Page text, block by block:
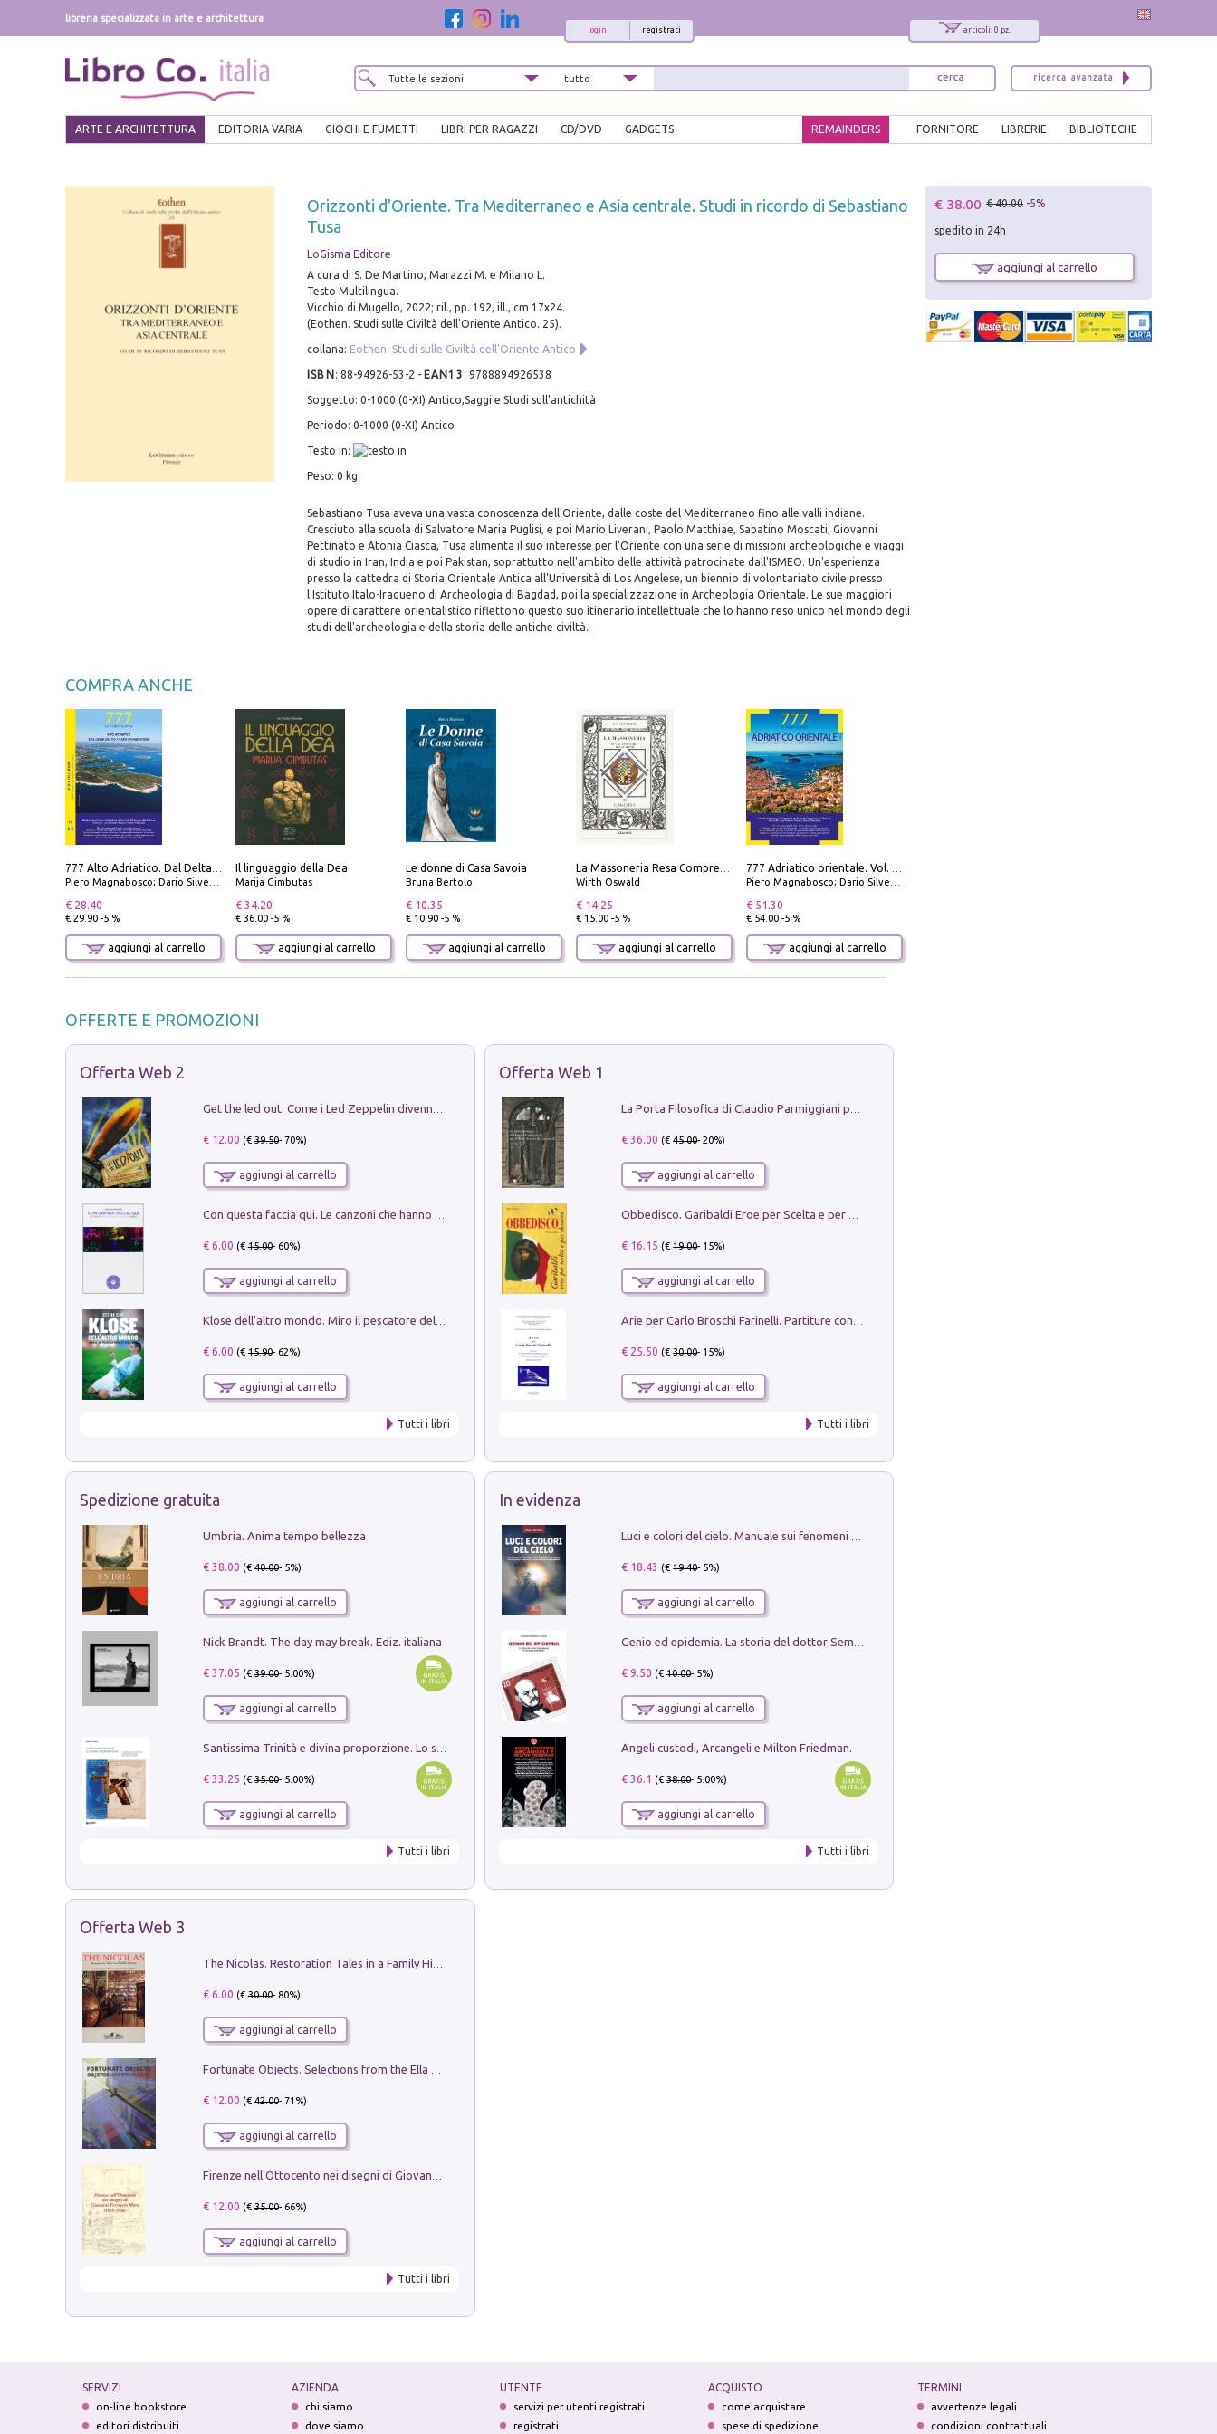
libreria specializzata in arte e architettura
articoli: 0 pz.
registrati
login
ARTE E ARCHITETTURA EDITORIA VARIA GIOCHI E FUMETTI LIBRI PER RAGAZZI CD/DVD GADGETS BIBLIOTECHE
LIBRERIE
FORNITORE
REMAINDERS
Orizzonti d'Oriente. Tra Mediterraneo e Asia centrale. Studi in ricordo di Sebastiano
Tusa
LoGisma Editore
A cura di S. De Martino, Marazzi M. e Milano L.
Testo Multilingua.
Vicchio di Mugello, 2022; ril., pp. 192, ill., cm 17x24.
(Eothen. Studi sulle Civiltà dell'Oriente Antico. 25).
collana: Eothen. Studi sulle Civiltà dell'Oriente Antico
ISBN : 88-94926-53-2 - EAN13 : 9788894926538
Soggetto: 0-1000 (0-XI) Antico,Saggi e Studi sull'antichità
Periodo: 0-1000 (0-XI) Antico
Testo in:
Peso: 0 kg
Sebastiano Tusa aveva una vasta conoscenza dell'Oriente, dalle coste del Mediterraneo fino alle valli indiane.
Cresciuto alla scuola di Salvatore Maria Puglisi, e poi Mario Liverani, Paolo Matthiae, Sabatino Moscati, Giovanni
Pettinato e Atonia Ciasca, Tusa alimenta il suo interesse per l'Oriente con una serie di missioni archeologiche e viaggi
di studio in Iran, India e poi Pakistan, soprattutto nell'ambito delle attività patrocinate dall'ISMEO. Un'esperienza
presso la cattedra di Storia Orientale Antica all'Università di Los Angelese, un biennio di volontariato civile presso
l'Istituto Italo-Iraqueno di Archeologia di Bagdad, poi la specializzazione in Archeologia Orientale. Le sue maggiori
opere di carattere orientalistico riflettono questo suo itinerario intellettuale che lo hanno reso unico nel mondo degli
studi dell'archeologia e della storia delle antiche civiltà.
COMPRA ANCHE
Piero Magnabosco; Dario Silvestro; Marco Sbrizzi
€ 28.40
€ 29.90 -5 %
aggiungi al carrello
Il linguaggio della Dea
Marija Gimbutas
€ 34.20
€ 36.00 -5 %
aggiungi al carrello
Le donne di Casa Savoia
Bruna Bertolo
€ 10.35
€ 10.90 -5 %
aggiungi al carrello
Wirth Oswald
€ 14.25
€ 15.00 -5 %
aggiungi al carrello
Piero Magnabosco; Dario Silvestro; Marco Sbrizzi
€ 51.30
€ 54.00 -5 %
aggiungi al carrello
OFFERTE E PROMOZIONI
Offerta Web 2
€ 12.00 (€39.50- 70%)
aggiungi al carrello
€ 6.00 (€15.00- 60%)
aggiungi al carrello
Klose dell'altro mondo. Miro il pescatore del goal
€ 6.00 (€15.90- 62%)
aggiungi al carrello
Tutti i libri
Offerta Web 1
€ 36.00 (€45.00- 20%)
aggiungi al carrello
€ 16.15 (€19.00- 15%)
aggiungi al carrello
€ 25.50 (€30.00- 15%)
aggiungi al carrello
Tutti i libri
Spedizione gratuita
Umbria. Anima tempo bellezza
€ 38.00 (€40.00- 5%)
aggiungi al carrello
Nick Brandt. The day may break. Ediz. italiana
€ 37.05 (€39.00- 5.00%)
aggiungi al carrello
€ 33.25 (€35.00- 5.00%)
aggiungi al carrello
Tutti i libri
In evidenza
€ 18.43 (€19.40- 5%)
aggiungi al carrello
€ 9.50 (€10.00- 5%)
aggiungi al carrello
Angeli custodi, Arcangeli e Milton Friedman.
€ 36.1 (€38.00- 5.00%)
aggiungi al carrello
Tutti i libri
Offerta Web 3
€ 6.00 (€30.00- 80%)
aggiungi al carrello
€ 12.00 (€42.00- 71%)
aggiungi al carrello
€ 12.00 (€35.00- 66%)
aggiungi al carrello
Tutti i libri
€ 38.00 € 40.00 -5%
spedito in 24h
aggiungi al carrello
SERVIZI
on-line bookstore
editori distribuiti
AZIENDA
chi siamo
dove siamo
UTENTE
servizi per utenti registrati
registrati
ACQUISTO
come acquistare
spese di spedizione
TERMINI
avvertenze legali
condizioni contrattuali
x
Interessato ai nostri libri?
Sarai informato delle nostre novità, potrai
comunque cancellarti quando desideri.
modulo di iscrizione